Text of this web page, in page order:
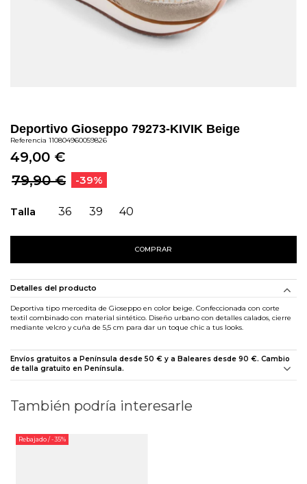
Deportivo Gioseppo 79273-KIVIK Beige
Referencia 110804960059826
49,00 €
79,90 €
-39%
Talla 36 39 40
COMPRAR
Detalles del producto
Deportiva tipo mercedita de Gioseppo en color beige. Confeccionada con corte
textil combinado con material sintético. Diseño urbano con detalles calados, cierre
mediante velcro y cuña de 5,5 cm para dar un toque chic a tus looks.
Envíos gratuitos a Península desde 50 € y a Baleares desde 90 €. Cambio
de talla gratuito en Península.
También podría interesarle
Rebajado/ -35%